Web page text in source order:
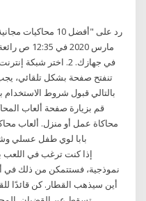
بالتالي قبول شروط
قم بزيارة صفحة ألعاب
محاكاة عمل أو منزل. ألعاب
بابا لوي طفل عسلي
نموذجية، فستتمكن من ذلك في
أين سيذهب القطار. كن قائدًا